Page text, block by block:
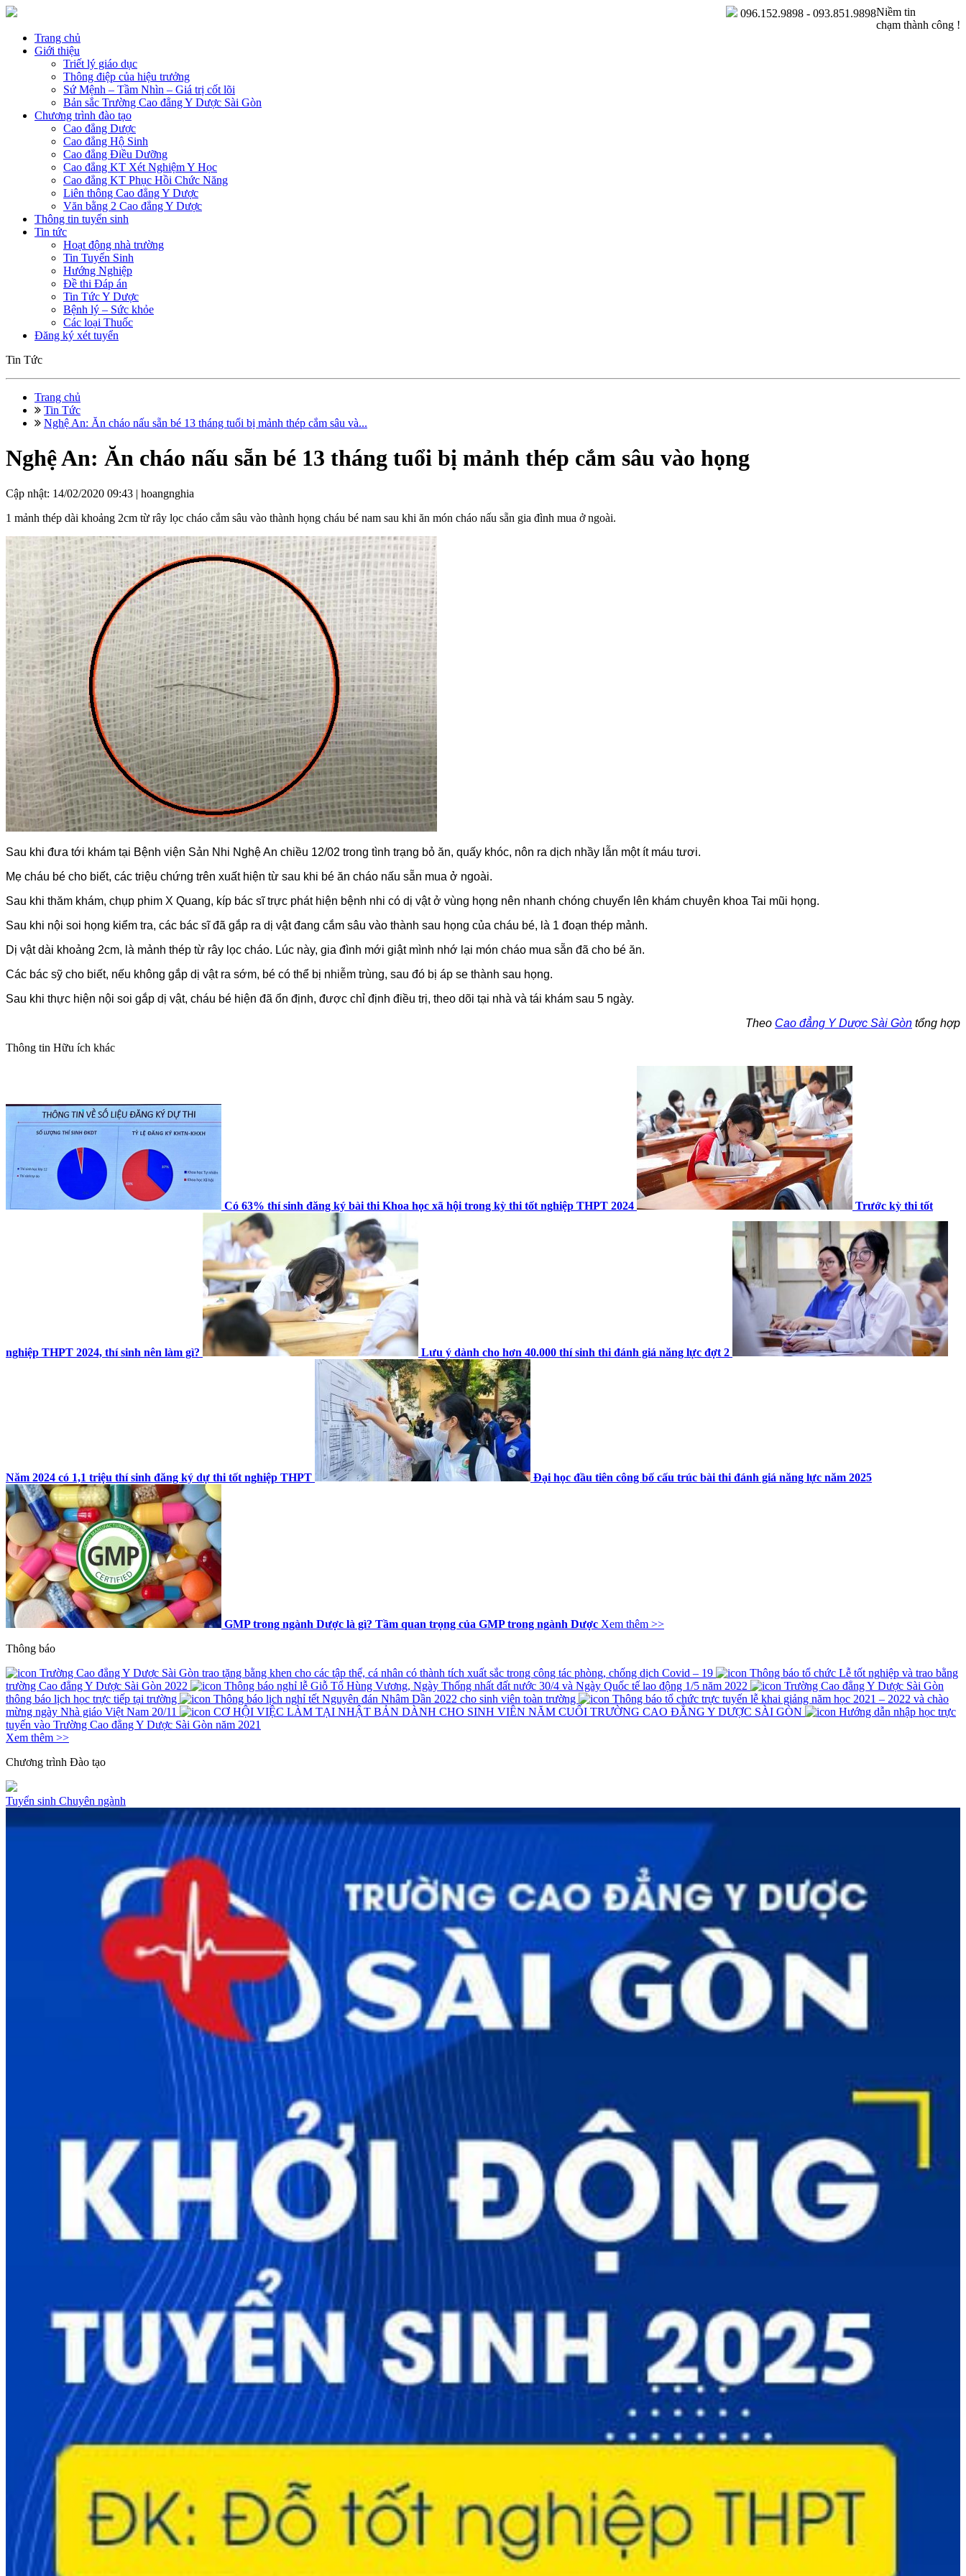
Niềm tin
chạm thành công !
096.152.9898 - 093.851.9898
Trang chủ
Giới thiệu
Triết lý giáo dục
Thông điệp của hiệu trưởng
Sứ Mệnh – Tầm Nhìn – Giá trị cốt lõi
Bản sắc Trường Cao đẳng Y Dược Sài Gòn
Chương trình đào tạo
Cao đẳng Dược
Cao đẳng Hộ Sinh
Cao đẳng Điều Dưỡng
Cao đẳng KT Xét Nghiệm Y Học
Cao đẳng KT Phục Hồi Chức Năng
Liên thông Cao đẳng Y Dược
Văn bằng 2 Cao đẳng Y Dược
Thông tin tuyển sinh
Tin tức
Hoạt động nhà trường
Tin Tuyển Sinh
Hướng Nghiệp
Đề thi Đáp án
Tin Tức Y Dược
Bệnh lý – Sức khỏe
Các loại Thuốc
Đăng ký xét tuyển
Tin Tức
Trang chủ
Tin Tức
Nghệ An: Ăn cháo nấu sẵn bé 13 tháng tuổi bị mảnh thép cắm sâu và...
Nghệ An: Ăn cháo nấu sẵn bé 13 tháng tuổi bị mảnh thép cắm sâu vào họng
Cập nhật: 14/02/2020 09:43 | hoangnghia
1 mảnh thép dài khoảng 2cm từ rây lọc cháo cắm sâu vào thành họng cháu bé nam sau khi ăn món cháo nấu sẵn gia đình mua ở ngoài.
Sau khi đưa tới khám tại Bệnh viện Sản Nhi Nghệ An chiều 12/02 trong tình trạng bỏ ăn, quấy khóc, nôn ra dịch nhầy lẫn một ít máu tươi.
Mẹ cháu bé cho biết, các triệu chứng trên xuất hiện từ sau khi bé ăn cháo nấu sẵn mua ở ngoài.
Sau khi thăm khám, chụp phim X Quang, kíp bác sĩ trực phát hiện bệnh nhi có dị vật ở vùng họng nên nhanh chóng chuyển lên khám chuyên khoa Tai mũi họng.
Sau khi nội soi họng kiểm tra, các bác sĩ đã gắp ra dị vật đang cắm sâu vào thành sau họng của cháu bé, là 1 đoạn thép mảnh.
Dị vật dài khoảng 2cm, là mảnh thép từ rây lọc cháo. Lúc này, gia đình mới giật mình nhớ lại món cháo mua sẵn đã cho bé ăn.
Các bác sỹ cho biết, nếu không gắp dị vật ra sớm, bé có thể bị nhiễm trùng, sau đó bị áp se thành sau họng.
Sau khi thực hiện nội soi gắp dị vật, cháu bé hiện đã ổn định, được chỉ định điều trị, theo dõi tại nhà và tái khám sau 5 ngày.
Theo Cao đẳng Y Dược Sài Gòn tổng hợp
Thông tin Hữu ích khác
Có 63% thí sinh đăng ký bài thi Khoa học xã hội trong kỳ thi tốt nghiệp THPT 2024 Trước kỳ thi tốt
nghiệp THPT 2024, thí sinh nên làm gì? Lưu ý dành cho hơn 40.000 thí sinh thi đánh giá năng lực đợt 2
Năm 2024 có 1,1 triệu thí sinh đăng ký dự thi tốt nghiệp THPT Đại học đầu tiên công bố cấu trúc bài thi đánh giá năng lực năm 2025
GMP trong ngành Dược là gì? Tầm quan trọng của GMP trong ngành Dược Xem thêm >>
Thông báo
Trường Cao đẳng Y Dược Sài Gòn trao tặng bằng khen cho các tập thể, cá nhân có thành tích xuất sắc trong công tác phòng, chống dịch Covid – 19
Thông báo tổ chức Lễ tốt nghiệp và trao bằng
trường Cao đẳng Y Dược Sài Gòn 2022
Thông báo nghỉ lễ Giỗ Tổ Hùng Vương, Ngày Thống nhất đất nước 30/4 và Ngày Quốc tế lao động 1/5 năm 2022
Trường Cao đẳng Y Dược Sài Gòn
thông báo lịch học trực tiếp tại trường
Thông báo lịch nghỉ tết Nguyên đán Nhâm Dần 2022 cho sinh viên toàn trường
Thông báo tổ chức trực tuyến lễ khai giảng năm học 2021 – 2022 và chào
mừng ngày Nhà giáo Việt Nam 20/11
CƠ HỘI VIỆC LÀM TẠI NHẬT BẢN DÀNH CHO SINH VIÊN NĂM CUỐI TRƯỜNG CAO ĐẲNG Y DƯỢC SÀI GÒN
Hướng dẫn nhập học trực
tuyến vào Trường Cao đẳng Y Dược Sài Gòn năm 2021
Xem thêm >>
Chương trình Đào tạo
Tuyển sinh Chuyên ngành